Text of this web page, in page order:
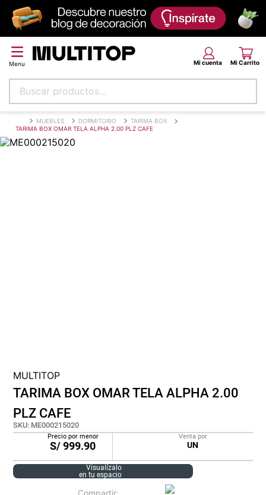
Buscar productos...
MUEBLES DORMITORIO
TARIMA BOX
TARIMA BOX OMAR TELA ALPHA 2.00 PLZ CAFE
MULTITOP
TARIMA BOX OMAR TELA ALPHA 2.00
PLZ CAFE
SKU: ME000215020
Precio por menor
S/999.90
Venta por
UN
Visualízalo
en tu espacio
Términos más buscados
papel tapiz